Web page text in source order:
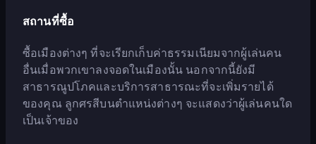
สถานที่ซื้อ
ซื้อเมืองต่างๆ ที่จะเรียกเก็บค่าธรรมเนียมจากผู้เล่นคน
อื่นเมื่อพวกเขาลงจอดในเมืองนั้น นอกจากนี้ยังมี
สาธารณูปโภคและบริการสาธารณะที่จะเพิ่มรายได้
ของคุณ ลูกศรสีบนตำแหน่งต่างๆ จะแสดงว่าผู้เล่นคนใด
เป็นเจ้าของ